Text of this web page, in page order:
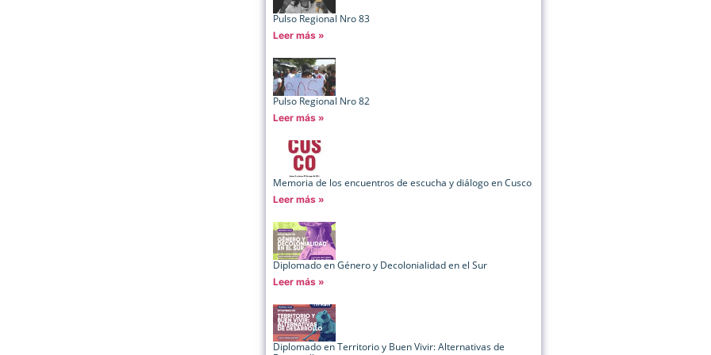
Pulso Regional Nro 83
Leer más »
Pulso Regional Nro 82
Leer más »
Memoria de los encuentros de escucha y diálogo en Cusco
Leer más »
Diplomado en Género y Decolonialidad en el Sur
Leer más »
Diplomado en Territorio y Buen Vivir: Alternativas de